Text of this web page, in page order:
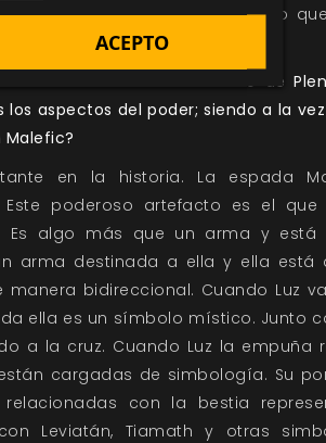
dioses no lo tienen más claro
partida de la vida.
central del universo de
aspectos del poder; siendo a la
en la historia. La espada
poderoso artefacto es el
Es algo más que un arma y está
arma destinada a ella y ella está
bidireccional. Cuando Luz
ella es un símbolo místico. Junto
a la cruz. Cuando Luz la empuña
cargadas de simbología. Su
con la bestia
Leviatán, Tiamath y otras
ACEPTO